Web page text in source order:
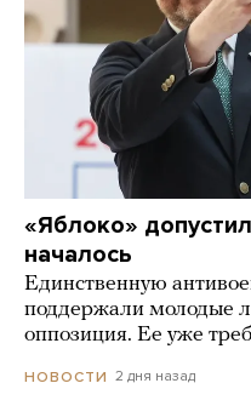
«Яблоко»
началось
Единственную
поддержали молодые
оппозиция. Ее уже
НОВОСТИ 2 дня назад